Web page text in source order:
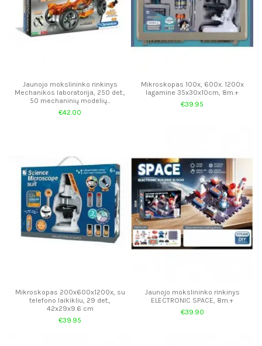
Jaunojo mokslininko rinkinys
Mechanikos laboratorija, 250 det.,
50 mechaninių modelių...
€42.00
Mikroskopas 100x, 600x. 1200x
lagamine 35x30x10cm, 8m.+
€39.95
Mikroskopas 200x600x1200x, su
telefono laikikliu, 29 det.,
42x29x9.6 cm
€39.95
Jaunojo mokslininko rinkinys
ELECTRONIC SPACE, 8m.+
€39.90